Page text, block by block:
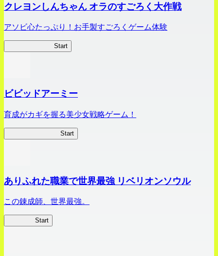
クレヨンしんちゃん オラのすごろく大作戦
アソビ心たっぷり！お手製すごろくゲーム体験
Start
ビビッドアーミー
育成がカギを握る美少女戦略ゲーム！
Start
ありふれた職業で世界最強 リベリオンソウル
この錬成師、世界最強。
Start